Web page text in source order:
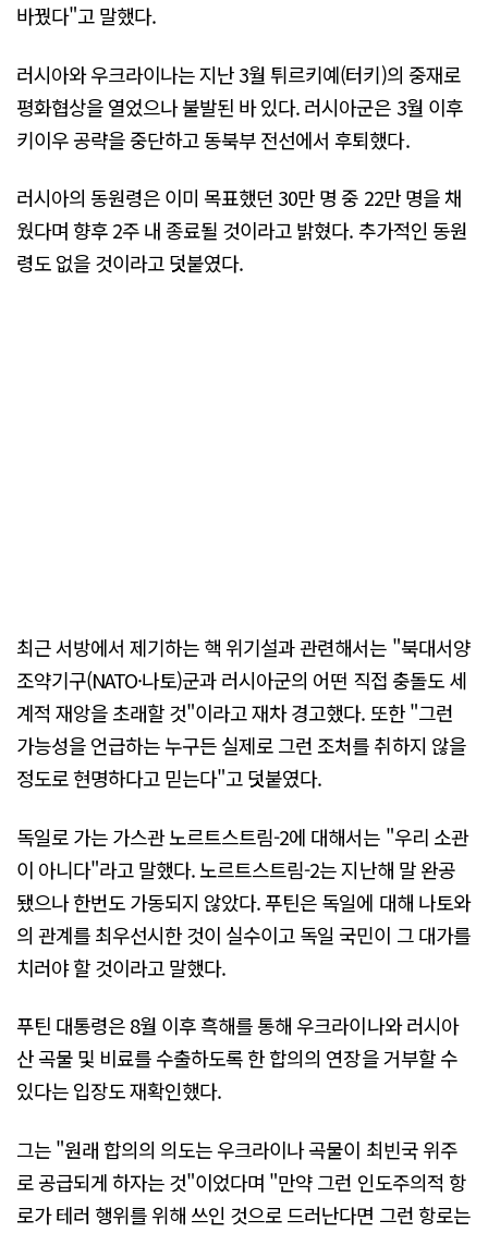
바꿨다"고 말했다.
러시아와 우크라이나는 지난 3월 튀르키예(터키)의 중재로
평화협상을 열었으나 불발된 바 있다. 러시아군은 3월 이후
키이우 공략을 중단하고 동북부 전선에서 후퇴했다.
러시아의 동원령은 이미 목표했던 30만 명 중 22만 명을 채
웠다며 향후 2주 내 종료될 것이라고 밝혔다. 추가적인 동원
령도 없을 것이라고 덧붙였다.
최근 서방에서 제기하는 핵 위기설과 관련해서는 "북대서양
조약기구(NATO·나토)군과 러시아군의 어떤 직접 충돌도 세
계적 재앙을 초래할 것"이라고 재차 경고했다. 또한 "그런
가능성을 언급하는 누구든 실제로 그런 조처를 취하지 않을
정도로 현명하다고 믿는다"고 덧붙였다.
독일로 가는 가스관 노르트스트림-2에 대해서는 "우리 소관
이 아니다"라고 말했다. 노르트스트림-2는 지난해 말 완공
됐으나 한번도 가동되지 않았다. 푸틴은 독일에 대해 나토와
의 관계를 최우선시한 것이 실수이고 독일 국민이 그 대가를
치러야 할 것이라고 말했다.
푸틴 대통령은 8월 이후 흑해를 통해 우크라이나와 러시아
산 곡물 및 비료를 수출하도록 한 합의의 연장을 거부할 수
있다는 입장도 재확인했다.
그는 "원래 합의의 의도는 우크라이나 곡물이 최빈국 위주
로 공급되게 하자는 것"이었다며 "만약 그런 인도주의적 항
로가 테러 행위를 위해 쓰인 것으로 드러난다면 그런 항로는